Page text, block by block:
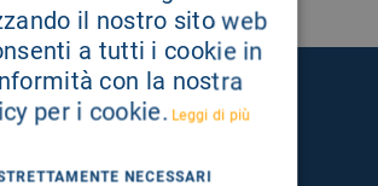
Istituto
di Cefalù
il nostro sito web
a tutti i cookie in
con la nostra
per i cookie. Leggi di più
NECESSARI